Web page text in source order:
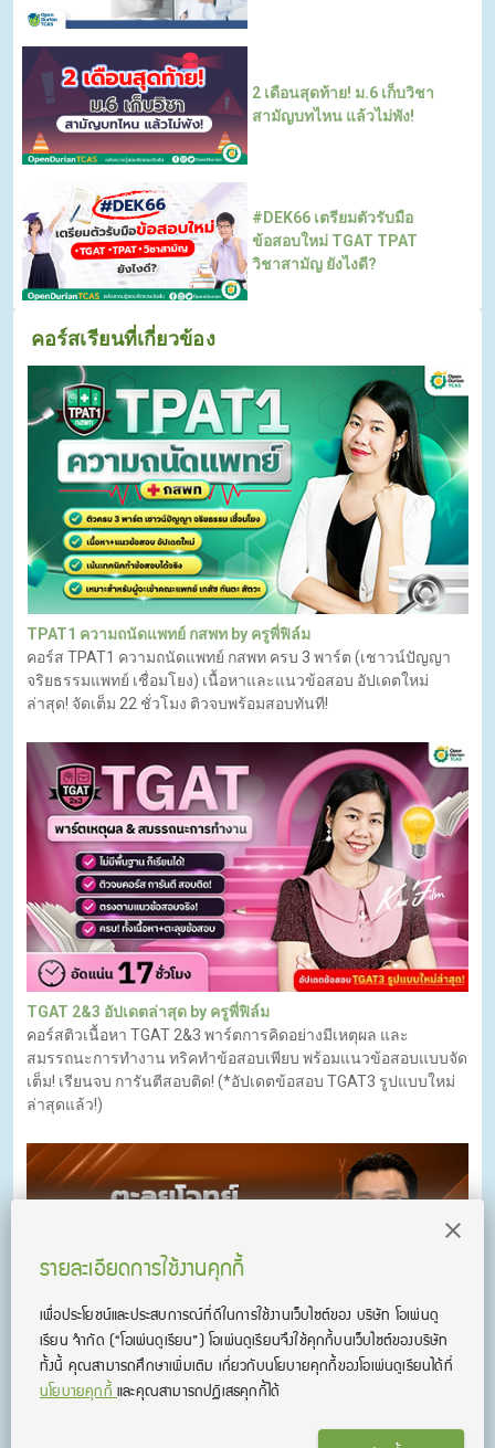
2 เดือนสุดท้าย! ม.6 เก็บวิชา
สามัญบทไหน แล้วไม่พัง!
#DEK66 เตรียมตัวรับมือ
ข้อสอบใหม่ TGAT TPAT
วิชาสามัญ ยังไงดี?
คอร์สเรียนที่เกี่ยวข้อง
TPAT1 ความถนัดแพทย์ กสพท by ครูพี่ฟิล์ม
คอร์ส TPAT1 ความถนัดแพทย์ กสพท ครบ 3 พาร์ต (เชาวน์ปัญญา
จริยธรรมแพทย์ เชื่อมโยง) เนื้อหาและแนวข้อสอบ อัปเดตใหม่
ล่าสุด! จัดเต็ม 22 ชั่วโมง ติวจบพร้อมสอบทันที!
TGAT 2&3 อัปเดตล่าสุด by ครูพี่ฟิล์ม
คอร์สติวเนื้อหา TGAT 2&3 พาร์ตการคิดอย่างมีเหตุผล และ
สมรรถนะการทำงาน ทริคทำข้อสอบเพียบ พร้อมแนวข้อสอบแบบจัด
เต็ม! เรียนจบ การันตีสอบติด! (*อัปเดตข้อสอบ TGAT3 รูปแบบใหม่
ล่าสุดแล้ว!)
ตะลุยโจทย์ PAT1 ปี 64 แนวใหม่ เทคนิคทำข้อสอบจริงแนวใหม่
รายละเอียดการใช้งานคุกกี้
เพื่อประโยชน์และประสบการณ์ที่ดีในการใช้งานเว็บไซต์ของ บริษัท โอเพ่นดู
เรียน จํากัด (“โอเพ่นดูเรียน”)โอเพ่นดูเรียนจึงใช้คุกกี้บนเว็บไซต์ของบริษัท
ทั้งนี้ คุณสามารถศึกษาเพิ่มเติม เกี่ยวกับนโยบายคุกกี้ของโอเพ่นดูเรียนได้ที่
นโยบายคุกกี้และคุณสามารถปฏิเสธคุกกี้ได้